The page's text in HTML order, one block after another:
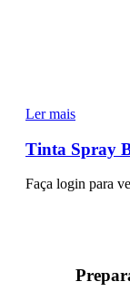
Ler mais
Tinta Spray
Faça login para